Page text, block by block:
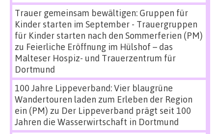
Trauer gemeinsam bewältigen: Gruppen für
Kinder starten im September - Trauergruppen
für Kinder starten nach den Sommerferien (PM)
zu Feierliche Eröffnung im Hülshof – das
Malteser Hospiz- und Trauerzentrum für
Dortmund
100 Jahre Lippeverband: Vier blaugrüne
Wandertouren laden zum Erleben der Region
ein (PM) zu Der Lippeverband prägt seit 100
Jahren die Wasserwirtschaft in Dortmund